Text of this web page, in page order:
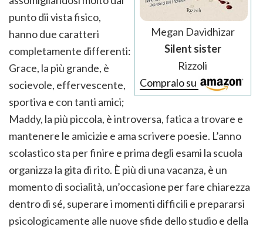
Megan Davidhizar
Silent sister
Rizzoli
Compralo su
punto dii vista fisico,
hanno due caratteri
completamente differenti:
Grace, la più grande, è
socievole, effervescente,
sportiva e con tanti amici;
Maddy, la più piccola, è introversa, fatica a trovare e
mantenere le amicizie e ama scrivere poesie. L’anno
scolastico sta per finire e prima degli esami la scuola
organizza la gita di rito. È più di una vacanza, è un
momento di socialità, un’occasione per fare chiarezza
dentro di sé, superare i momenti difficili e prepararsi
psicologicamente alle nuove sfide dello studio e della